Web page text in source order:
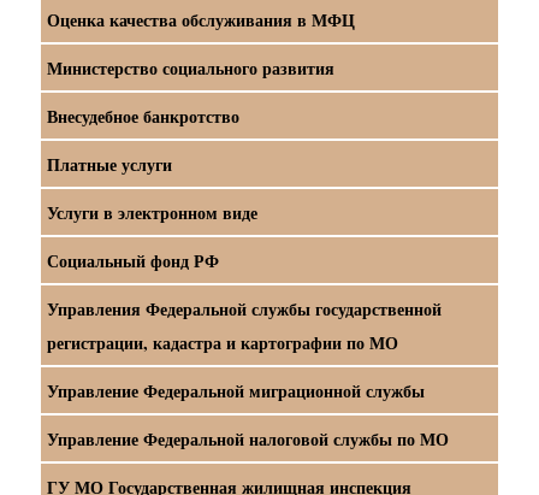
Оценка качества обслуживания в МФЦ
Министерство социального развития
Внесудебное банкротство
Платные услуги
Услуги в электронном виде
Социальный фонд РФ
Управления Федеральной службы государственной
регистрации, кадастра и картографии по МО
Управление Федеральной миграционной службы
Управление Федеральной налоговой службы по МО
ГУ МО Государственная жилищная инспекция